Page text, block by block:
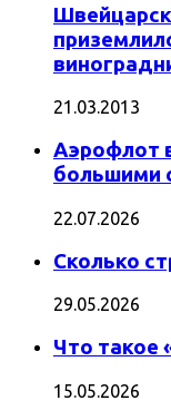
21.03.2013
Аэрофлот
большими
22.07.2026
Сколько
29.05.2026
Что такое
15.05.2026